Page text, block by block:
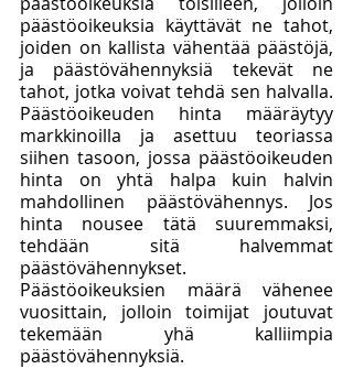
päästöoikeuksia käyttävät ne tahot,
joiden on kallista vähentää päästöjä,
ja päästövähennyksiä tekevät ne
tahot, jotka voivat tehdä sen halvalla.
Päästöoikeuden hinta määräytyy
markkinoilla ja asettuu teoriassa
siihen tasoon, jossa päästöoikeuden
hinta on yhtä halpa kuin halvin
mahdollinen päästövähennys. Jos
hinta nousee tätä suuremmaksi,
tehdään sitä halvemmat
päästövähennykset.
Päästöoikeuksien määrä vähenee
vuosittain, jolloin toimijat joutuvat
tekemään yhä kalliimpia
päästövähennyksiä.